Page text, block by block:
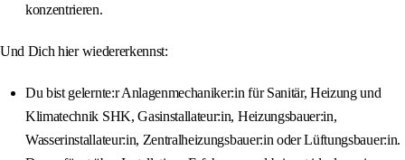
konzentrieren.
Und Dich hier wiedererkennst:
Du bist gelernte:r Anlagenmechaniker:in für Sanitär, Heizung und
Klimatechnik SHK, Gasinstallateur:in, Heizungsbauer:in,
Wasserinstallateur:in, Zentralheizungsbauer:in oder Lüftungsbauer:in.